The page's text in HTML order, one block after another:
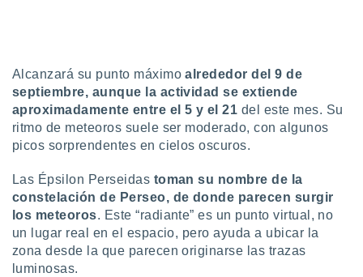
cookies
aceptar
de
de que
sean
Alcanzará su punto máximo alrededor del 9 de
septiembre, aunque la actividad se extiende
aproximadamente entre el 5 y el 21 del este mes. Su
ritmo de meteoros suele ser moderado, con algunos
picos sorprendentes en cielos oscuros.
Las Épsilon Perseidas toman su nombre de la
constelación de Perseo, de donde parecen surgir
los meteoros. Este “radiante” es un punto virtual, no
un lugar real en el espacio, pero ayuda a ubicar la
zona desde la que parecen originarse las trazas
luminosas.